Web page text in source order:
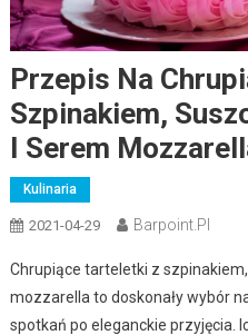
Przepis Na
Szpinakiem,
I Serem
Kulinaria
2021-04-29 Barpoint.pl
Chrupiące tarteletki z
mozzarella to doskonały wybór
spotkań po eleganckie przyjęcia.